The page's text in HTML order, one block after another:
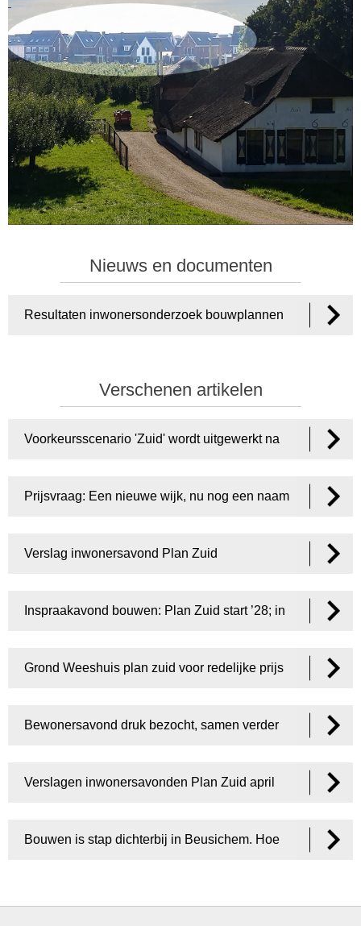
Nieuws en documenten
Resultaten inwonersonderzoek bouwplannen
Verschenen artikelen
Voorkeursscenario 'Zuid' wordt uitgewerkt na
Prijsvraag: Een nieuwe wijk, nu nog een naam
Verslag inwonersavond Plan Zuid
Inspraakavond bouwen: Plan Zuid start ’28; in
Grond Weeshuis plan zuid voor redelijke prijs
Bewonersavond druk bezocht, samen verder
Verslagen inwonersavonden Plan Zuid april
Bouwen is stap dichterbij in Beusichem. Hoe